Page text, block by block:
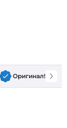
Оригинал!